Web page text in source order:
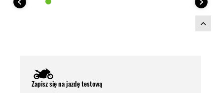
Zapisz się na jazdę testową